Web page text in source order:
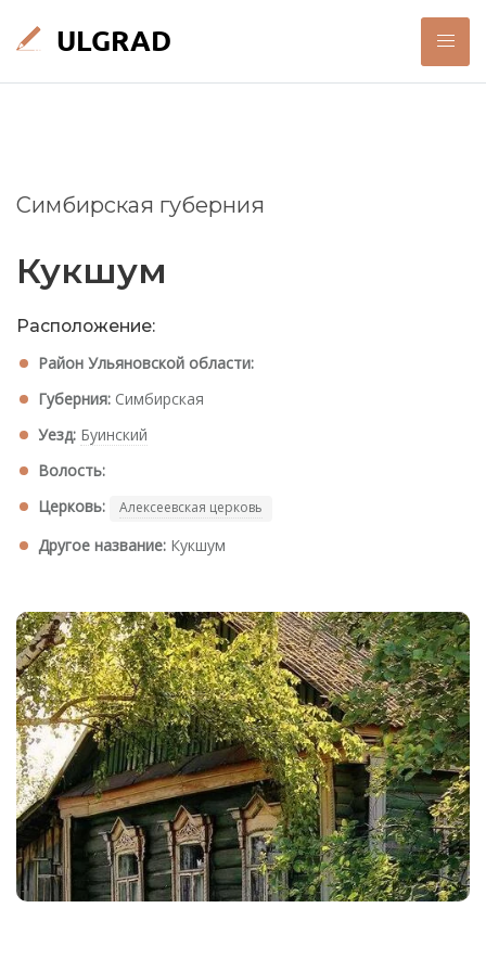
Симбирская губерния
Кукшум
Расположение:
Район Ульяновской области:
Губерния: Симбирская
Уезд: Буинский
Волость:
Церковь:
Алексеевская церковь
Другое название: Кукшум